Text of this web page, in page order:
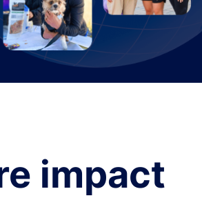
impact